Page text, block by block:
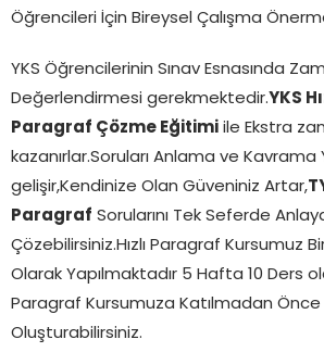
Öğrencileri İçin Bireysel Çalışma
YKS Öğrencilerinin Sınav Esnasında
Değerlendirmesi gerekmektedir.YKS
Paragraf Çözme Eğitimi ile Ekstra
kazanırlar.Soruları Anlama ve Kavrama
gelişir,Kendinize Olan Güveniniz Artar,
Paragraf Sorularını Tek Seferde
Çözebilirsiniz.Hızlı Paragraf Kursumuz
Olarak Yapılmaktadır 5 Hafta 10 Ders
Paragraf Kursumuza Katılmadan Önce
Oluşturabilirsiniz.